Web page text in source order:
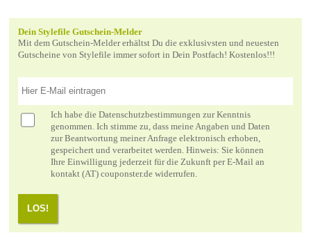
Dein Stylefile Gutschein-Melder
Mit dem Gutschein-Melder erhältst Du die exklusivsten und neuesten
Gutscheine von Stylefile immer sofort in Dein Postfach! Kostenlos!!!
Ich habe die Datenschutzbestimmungen zur Kenntnis
genommen. Ich stimme zu, dass meine Angaben und Daten
zur Beantwortung meiner Anfrage elektronisch erhoben,
gespeichert und verarbeitet werden. Hinweis: Sie können
Ihre Einwilligung jederzeit für die Zukunft per E-Mail an
kontakt (AT) couponster.de widerrufen.
LOS!